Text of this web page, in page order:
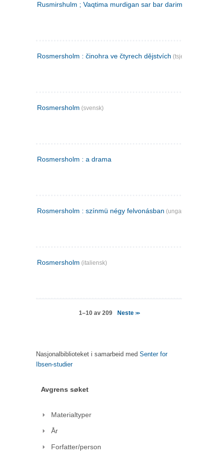
Rusmirshulm ; Vaqtima murdigan sar bar darim
Rosmersholm : činohra ve čtyrech dějstvích (tsjekkisk)
Rosmersholm (svensk)
Rosmersholm : a drama
Rosmersholm : színmü négy felvonásban (ungarsk)
Rosmersholm (italiensk)
1–10 av 209 Neste >>
Nasjonalbiblioteket i samarbeid med Senter for
Ibsen-studier
Avgrens søket
Materialtyper
År
Forfatter/person